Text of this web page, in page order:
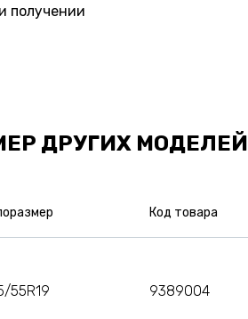
получении
ДРУГИХ МОДЕЛЕЙ
Код товара
55R19 9389004